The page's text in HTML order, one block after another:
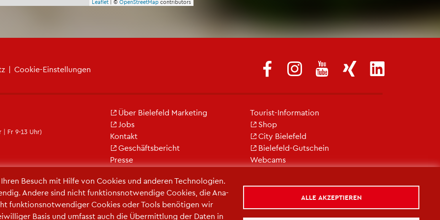
Leaf­let| © Open­Street­Mapcon­tri­bu­tors
| Coo­kie-Ein­stel­lun­gen
Be­such mit Hilfe von Coo­kies und an­de­ren Tech­no­lo­gi­en.
An­de­re sind nicht funk­ti­ons­not­wen­di­ge Coo­kies, die Ana­
funk­ti­ons­not­wen­di­ger Coo­kies oder Tools be­nö­ti­gen wir
Basis und um­fasst auch die Über­mitt­lung der Daten in
ALLE AKZEPTIEREN
| Fr 9-13 Uhr)
Über Bie­le­feld Mar­ke­ting
Jobs
Kon­takt
Ge­schäfts­be­richt
Pres­se
Tou­rist-In­for­ma­ti­on
Shop
City Bie­le­feld
Bie­le­feld-Gut­schein
Web­cams